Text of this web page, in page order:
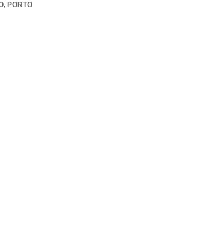
, PORTO